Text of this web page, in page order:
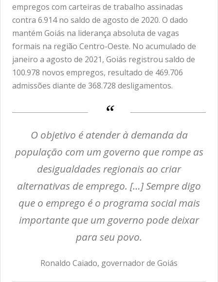
empregos com carteiras de trabalho assinadas
contra 6.914 no saldo de agosto de 2020. O dado
mantém Goiás na liderança absoluta de vagas
formais na região Centro-Oeste. No acumulado de
janeiro a agosto de 2021, Goiás registrou saldo de
100.978 novos empregos, resultado de 469.706
admissões diante de 368.728 desligamentos.
O objetivo é atender à demanda da
população com um governo que rompe as
desigualdades regionais ao criar
alternativas de emprego. […] Sempre digo
que o emprego é o programa social mais
importante que um governo pode deixar
para seu povo.
Ronaldo Caiado, governador de Goiás